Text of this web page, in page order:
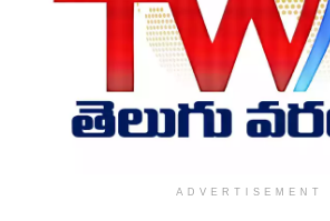
ADVERTISEMENT